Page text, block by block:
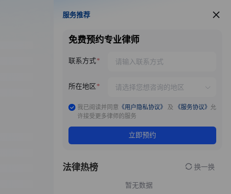
服务推荐
服务推荐
免费预约专业律师
联系方式
所在地区
我已阅读并同意 《用户隐私协议》 及 《服务协议》 允
许接受更多律师的服务
立即预约
法律热榜 换一换
暂无数据